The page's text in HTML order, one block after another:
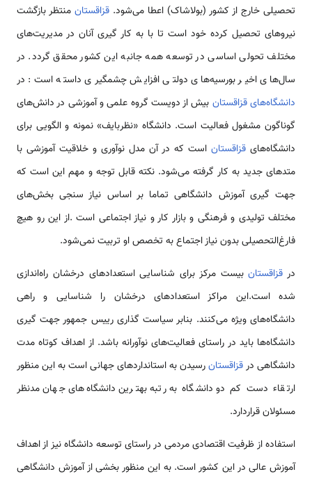
تحصیلی خارج از کشور (بولاشاک) اعطا می‌شود. قزاقستان منتظر بازگشت
نیروهای تحصیل کرده خود است تا با به کار گیری آنان در مدیریت‌های
مختلف تحولی اساسی در توسعه همه جانبه این کشور محقق گردد. در
سال‌های اخیر بورسیه‌های دولتی افزایش چشمگیری داسته است: در
دانشگاه‌های قزاقستان بیش از دویست گروه علمی و آموزشی در دانش‌های
گوناگون مشغول فعالیت است. دانشگاه «نظربایف» نمونه و الگویی برای
دانشگاه‌های قزاقستان است که در آن مدل نوآوری و خلاقیت آموزشی با
متدهای جدید به کار گرفته می‌شود. نکته قابل توجه و مهم این است که
جهت گیری آموزش دانشگاهی تماما بر اساس نیاز سنجی بخش‌های
مختلف تولیدی و فرهنگی و بازار کار و نیاز اجتماعی است .از این رو هیچ
فارغ‌التحصیلی بدون نیاز اجتماع به تخصص او تربیت نمی‌شود.
در قزاقستانبیست مرکز برای شناسایی استعدادهای درخشان راه‌اندازی
شده است.این مراکز استعدادهای درخشان را شناسایی و راهی
دانشگاه‌های ویژه می‌کنند. بنابر سیاست گذاری رییس جمهور جهت گیری
دانشگاه‌ها باید در راستای فعالیت‌های نوآورانه باشد. از اهداف کوتاه مدت
دانشگاهی درقزاقستانرسیدن به استانداردهای جهانی است به این منظور
ارتقاء دست کم دو دانشگاه به رتبه بهترین دانشگاه‌های جهان مدنظر
مسئولان قراردارد.
استفاده از ظرفیت اقتصادی مردمی در راستای توسعه دانشگاه نیز از اهداف
آموزش عالی در این کشور است. به این منظور بخشی از آموزش دانشگاهی